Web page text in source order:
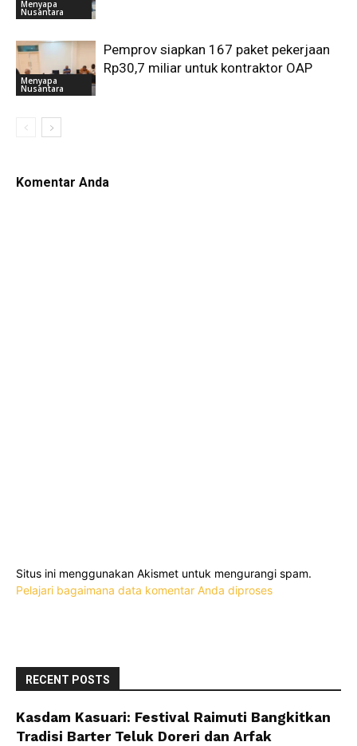
Menyapa
Nusantara
Menyapa
Nusantara
Pemprov siapkan 167 paket pekerjaan
Rp30,7 miliar untuk kontraktor OAP
Komentar Anda
Situs ini menggunakan Akismet untuk mengurangi spam.
Pelajari bagaimana data komentar Anda diproses
RECENT POSTS
Kasdam Kasuari: Festival Raimuti Bangkitkan
Tradisi Barter Teluk Doreri dan Arfak